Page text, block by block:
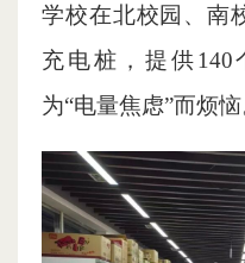
学校在北校园、南
充电桩，提供
为“电量焦虑”而烦恼